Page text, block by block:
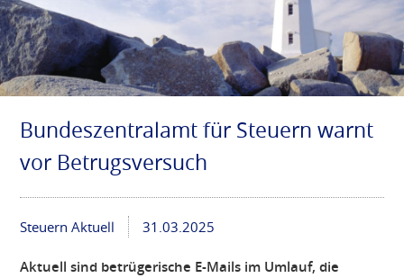
Bundeszentralamt für Steuern warnt
vor Betrugsversuch
Steuern Aktuell 31.03.2025
Aktuell sind betrügerische E-Mails im Umlauf, die